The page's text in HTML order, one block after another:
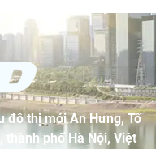
đô thị mới An Hưng, Tố
thành phố Hà Nội, Việt